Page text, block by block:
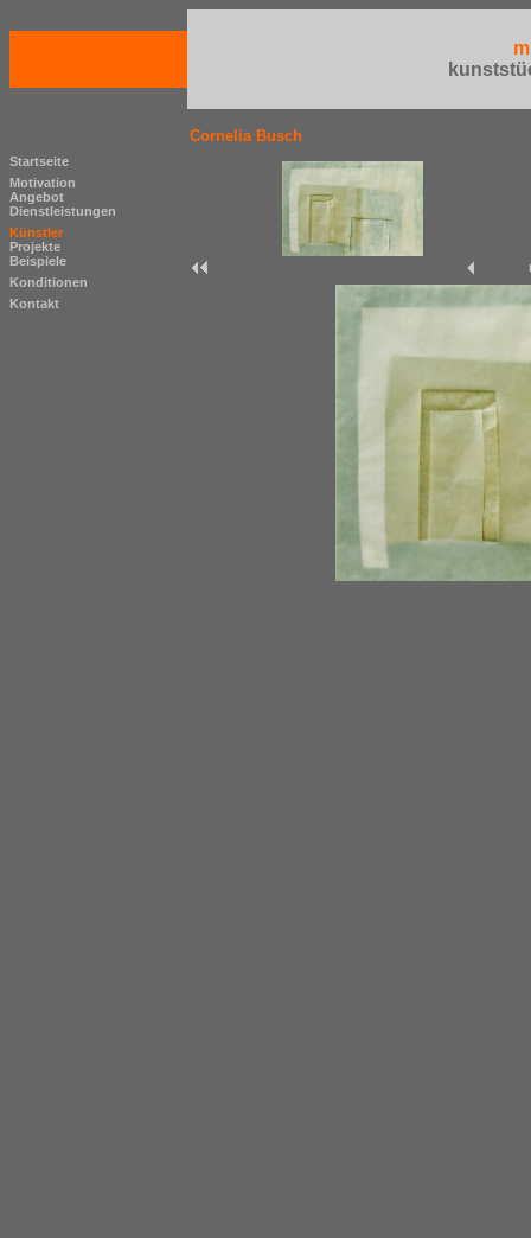
Startseite
Motivation
Angebot
Dienstleistungen
Künstler
Projekte
Beispiele
Konditionen
Kontakt
Cornelia Busch